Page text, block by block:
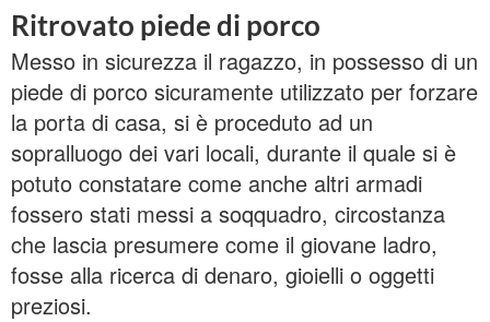
Ritrovato piede di porco
Messo in sicurezza il ragazzo, in possesso di un
piede di porco sicuramente utilizzato per forzare
la porta di casa, si è proceduto ad un
sopralluogo dei vari locali, durante il quale si è
potuto constatare come anche altri armadi
fossero stati messi a soqquadro, circostanza
che lascia presumere come il giovane ladro,
fosse alla ricerca di denaro, gioielli o oggetti
preziosi.